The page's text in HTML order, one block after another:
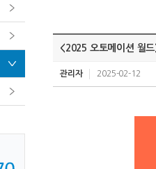
<2025 오토메이션 월
관리자 2025-02-12